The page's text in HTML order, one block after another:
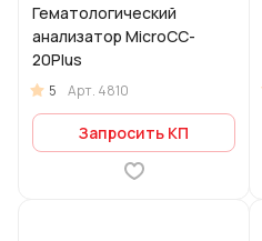
Гематологический
анализатор MicroCC-
20Plus
5 Арт. 4810
Запросить КП